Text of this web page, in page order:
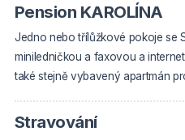
Pension KAROLÍNA
Jedno nebo třílůžkové pokoje se
miniledničkou a faxovou a
také stejně vybavený apartmán
Stravování